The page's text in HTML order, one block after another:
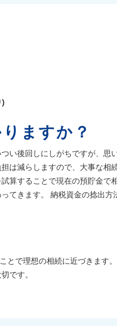
)
ますか？
い後回しにしがちですが、思
は減らしますので、大事な相
算することで現在の預貯金で
てきます。 納税資金の捻出方
とで理想の相続に近づきます
です。